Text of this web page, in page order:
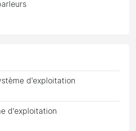
d'exploitation
d'exploitation